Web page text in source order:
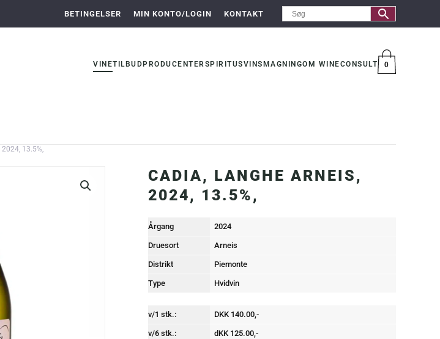
BETINGELSER MIN KONTO/LOGIN KONTAKT
VINETILBUD PRODUCENTERSPIRITUSVINSMAGNINGOM WINECONSULT 0
13.5%,
CADIA, LANGHE ARNEIS,
2024, 13.5%,
Årgang 2024
Druesort Arneis
Distrikt Piemonte
Type Hvidvin
v/1 stk.: DKK 140.00,-
v/6 stk.: dKK 125.00,-